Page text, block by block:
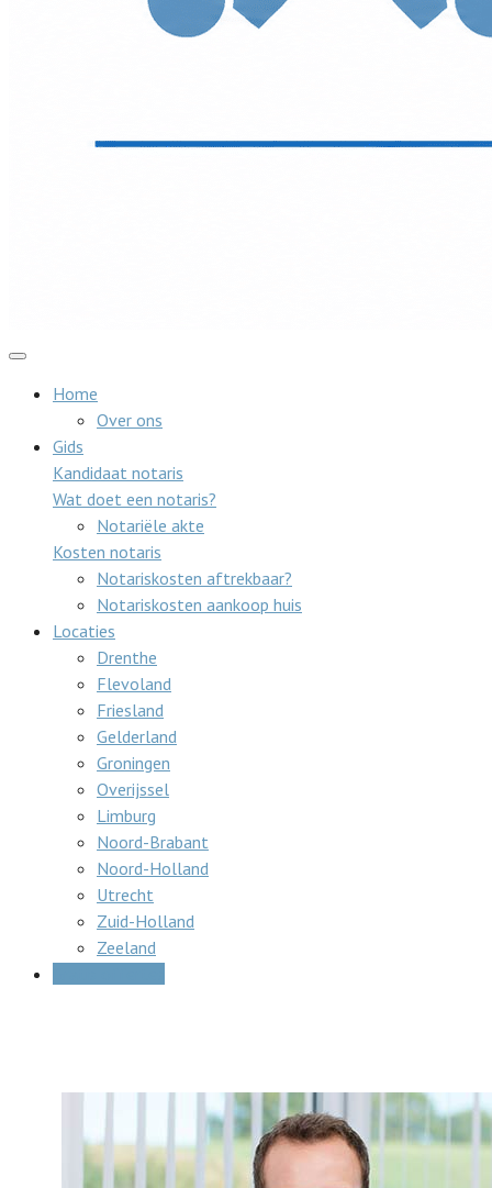
Home
Over ons
Gids
Kandidaat notaris
Wat doet een notaris?
Notariële akte
Kosten notaris
Notariskosten aftrekbaar?
Notariskosten aankoop huis
Locaties
Drenthe
Flevoland
Friesland
Gelderland
Groningen
Overijssel
Limburg
Noord-Brabant
Noord-Holland
Utrecht
Zuid-Holland
Zeeland